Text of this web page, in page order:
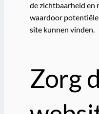
de zichtbaarheid en
waardoor
site kunnen vinden.
Zorg